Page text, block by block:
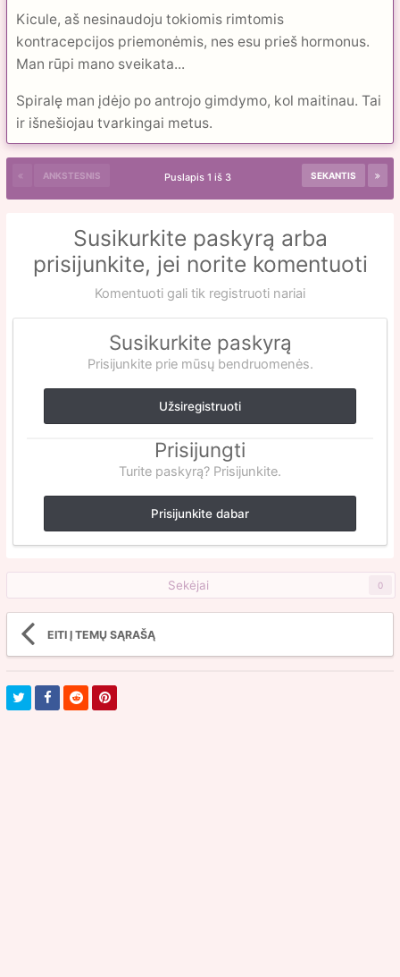
Kicule, aš nesinaudoju tokiomis rimtomis
kontracepcijos priemonėmis, nes esu prieš hormonus.
Man rūpi mano sveikata...
Spiralę man įdėjo po antrojo gimdymo, kol maitinau. Tai
ir išnešiojau tvarkingai metus.
ANKSTESNIS SEKANTIS
Puslapis 1 iš 3
Susikurkite paskyrą arba
prisijunkite, jei norite komentuoti
Komentuoti gali tik registruoti nariai
Susikurkite paskyrą
Prisijunkite prie mūsų bendruomenės.
Užsiregistruoti
Prisijungti
Turite paskyrą? Prisijunkite.
Prisijunkite dabar
Sekėjai 0
EITI Į TEMŲ SĄRAŠĄ